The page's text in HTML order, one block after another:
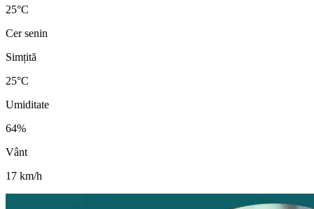
25°C
Cer senin
Simțită
25°C
Umiditate
64%
Vânt
17 km/h